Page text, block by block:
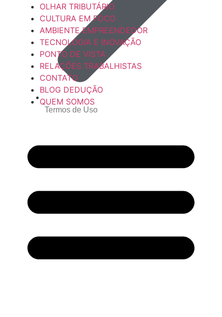
Termos de Uso
OLHAR TRIBUTÁRIO
CULTURA EM FOCO
AMBIENTE EMPREENDEDOR
TECNOLOGIA E INOVAÇÃO
PONTO DE VISTA
RELAÇÕES TRABALHISTAS
CONTATO
BLOG DEDUÇÃO
QUEM SOMOS